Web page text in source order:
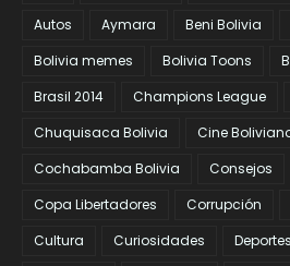
Autos
Aymara Beni Bolivia
Bolivia memes
Bolivia Toons
Brasil 2014
Champions League
Chuquisaca Bolivia
Cine
Cochabamba Bolivia
Consejos
Copa Libertadores
Corrupción
Cultura
Curiosidades Deportes